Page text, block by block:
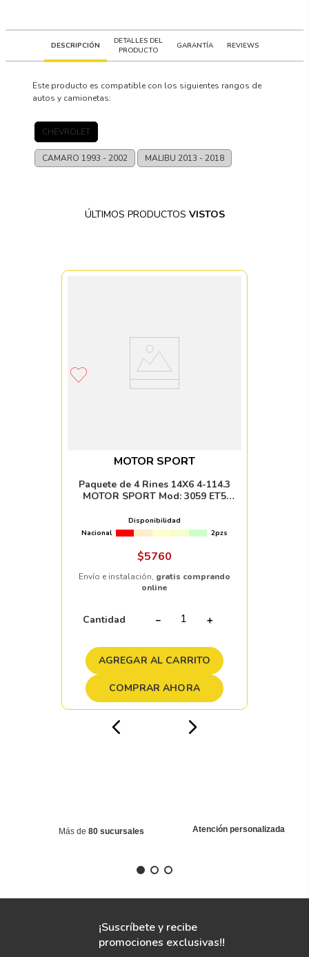
DESCRIPCIÓN
DETALLES DEL
PRODUCTO
GARANTÍA REVIEWS
Este producto es compatible con los siguientes rangos de
autos y camionetas:
CHEVROLET
CAMARO 1993 - 2002 MALIBU 2013 - 2018
ÚLTIMOS PRODUCTOS VISTOS
MOTOR SPORT
Paquete de 4 Rines 14X6 4-114.3
MOTOR SPORT Mod: 3059 ET5
LIP
Disponibilidad
Nacional
2pzs
$5760
Envío e instalación, gratis comprando
online
Cantidad ＋
－
AGREGAR AL CARRITO
COMPRAR AHORA
Más de 80 sucursales Atención personalizada
¡Suscríbete y recibe
promociones exclusivas!!